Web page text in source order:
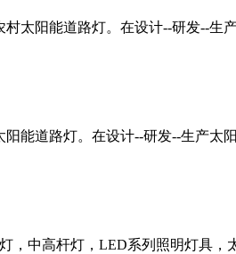
太阳能道路灯。在设计--研发--生
能道路灯。在设计--研发--生产太
，中高杆灯，LED系列照明灯具，